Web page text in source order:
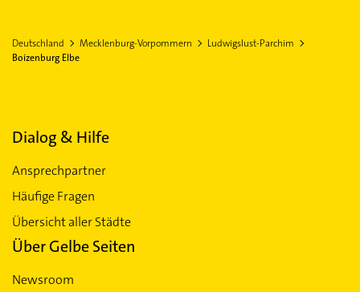
Deutschland Mecklenburg-Vorpommern
Ludwigslust-Parchim
Boizenburg Elbe
Dialog & Hilfe
Ansprechpartner
Häufige Fragen
Übersicht aller Städte
Über Gelbe Seiten
Newsroom